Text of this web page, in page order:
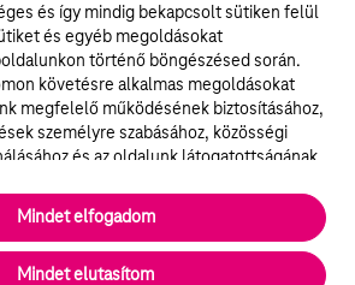
és így mindig bekapcsolt sütiken felül
és egyéb megoldásokat
történő böngészésed során.
követésre alkalmas megoldásokat
megfelelő működésének biztosításához,
személyre szabásához, közösségi
és az oldalunk látogatottságának
működéséhez és nem lehet
látogatása során rendszerünkből. A
célú sütik segítségével bizonyos
kapcsolatos információkat is
Mindet elutasítom
Mindet elfogadom